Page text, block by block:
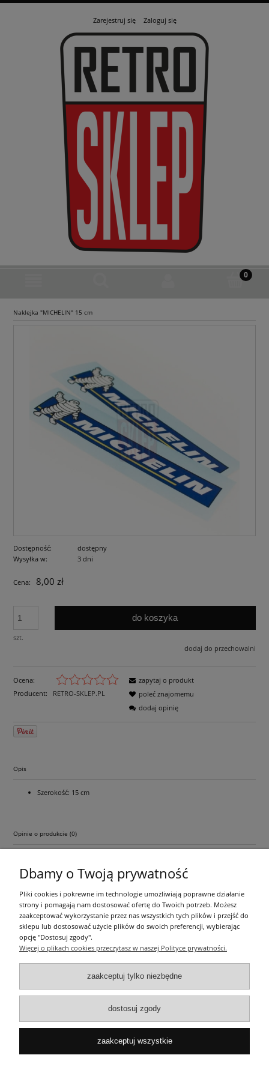
Zarejestruj się Zaloguj się
Naklejka "MICHELIN" 15 cm
Dostępność:
dostępny
Wysyłka w:
3 dni
Cena: 8,00 zł
szt.
do koszyka
dodaj do przechowalni
Ocena:
Producent:
RETRO-SKLEP.PL
zapytaj o produkt
poleć znajomemu
dodaj opinię
Opis
Szerokość: 15 cm
Opinie o produkcie (0)
Dostawa
O firmie
pokaż pełną wersję strony
Dbamy o Twoją prywatność
Pliki cookies i pokrewne im technologie umożliwiają poprawne działanie
strony i pomagają nam dostosować ofertę do Twoich potrzeb. Możesz
zaakceptować wykorzystanie przez nas wszystkich tych plików i przejść do
sklepu lub dostosować użycie plików do swoich preferencji, wybierając
opcję "Dostosuj zgody".
Więcej o plikach cookies przeczytasz w naszej Polityce prywatności.
zaakceptuj tylko niezbędne
dostosuj zgody
zaakceptuj wszystkie